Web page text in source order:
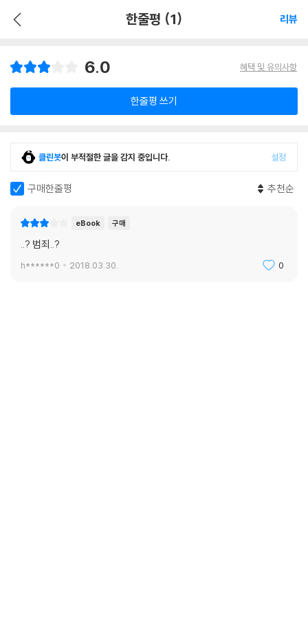
한줄평 (1) 리뷰
6.0 혜택 및 유의사항
한줄평 쓰기
클린봇이 부적절한 글을 감지 중입니다. 설정
구매한줄평 추천순
eBook 구매
..? 범죄..?
h******0 2018.03.30. 0